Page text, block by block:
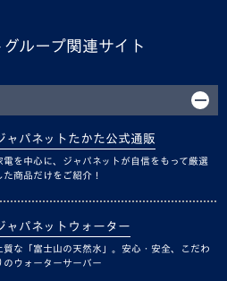
ループ関連サイト
ャパネットたかた公式通販
電を中心に、ジャパネットが自信をもって厳選
た商品だけをご紹介！
ャパネットウォーター
質な「富士山の天然水」。安心・安全、こだわ
のウォーターサーバー